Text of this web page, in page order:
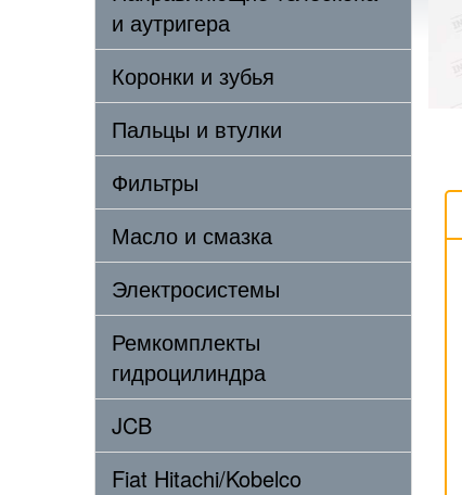
и аутригера
Коронки и зубья
Пальцы и втулки
Фильтры
Масло и смазка
Электросистемы
Ремкомплекты
гидроцилиндра
JCB
Fiat Hitachi/Kobelco